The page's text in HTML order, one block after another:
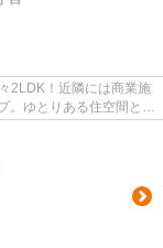
2LDK！近隣には商業施
。ゆとりある住空間とな